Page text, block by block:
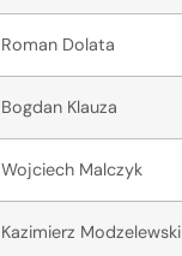
Roman Dolata
Bogdan Klauza
Wojciech Malczyk
Kazimierz Modzelewski